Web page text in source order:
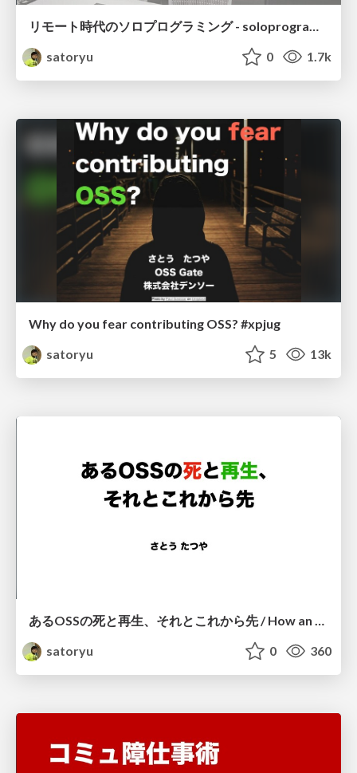
リモート時代のソロプログラミング - soloprogramming for work from home
satoryu
0 1.7k
Why do you fear contributing OSS? #xpjug
satoryu
5 13k
あるOSSの死と再生、それとこれから先 / How an OSS also arises
satoryu
0 360